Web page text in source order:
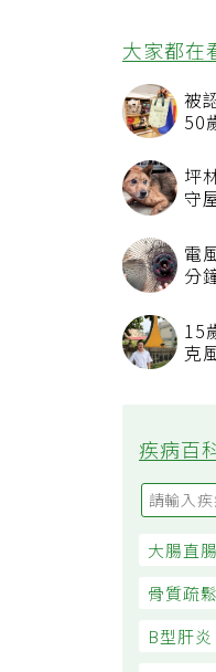
大家都在
被
坪
電
15
疾病百